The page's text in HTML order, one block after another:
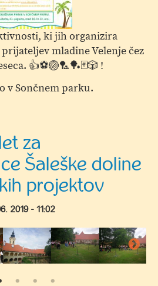
ki jih organizira
mladine Velenje čez
👍⚽🏐🏸🏓🃏🎲 !
v Sončnem parku.
za
Šaleške doline
projektov
2019 - 11:02